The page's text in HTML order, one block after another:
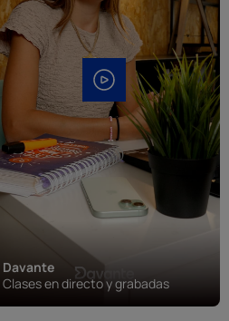
Davante
Clases en directo y grabadas